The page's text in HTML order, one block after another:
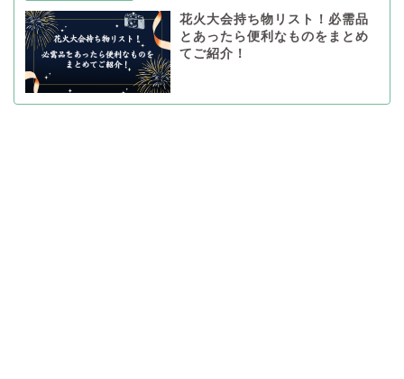
花火大会持ち物リスト！必需品
とあったら便利なものをまとめ
てご紹介！